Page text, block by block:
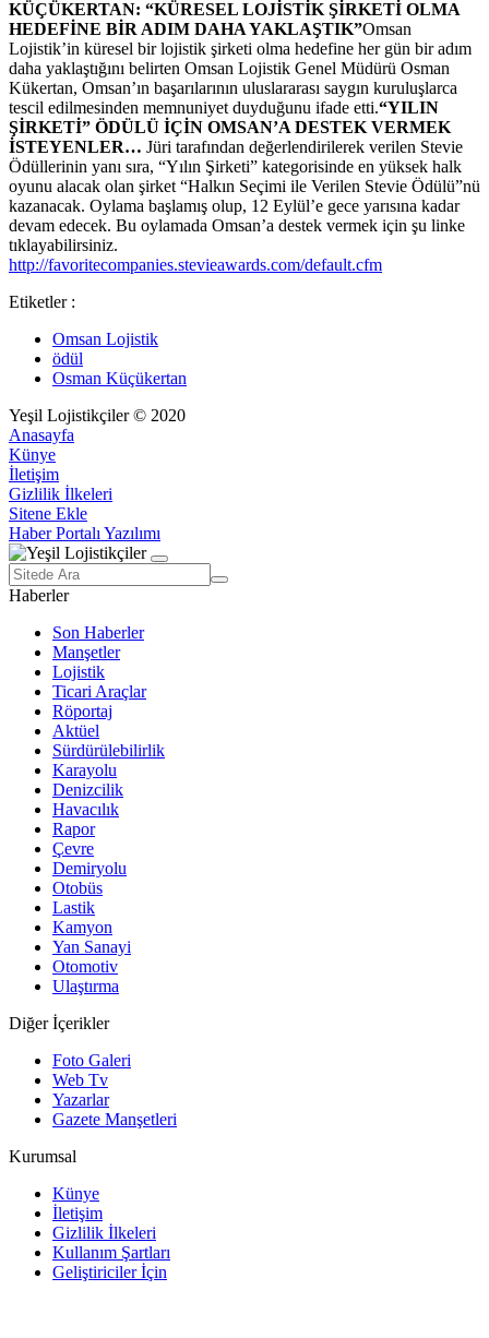
KÜÇÜKERTAN: “KÜRESEL LOJİSTİK ŞİRKETİ OLMA
HEDEFİNE BİR ADIM DAHA YAKLAŞTIK”Omsan
Lojistik’in küresel bir lojistik şirketi olma hedefine her gün bir adım
daha yaklaştığını belirten Omsan Lojistik Genel Müdürü Osman
Kükertan, Omsan’ın başarılarının uluslararası saygın kuruluşlarca
tescil edilmesinden memnuniyet duyduğunu ifade etti.“YILIN
ŞİRKETİ” ÖDÜLÜ İÇİN OMSAN’A DESTEK VERMEK
İSTEYENLER… Jüri tarafından değerlendirilerek verilen Stevie
Ödüllerinin yanı sıra, “Yılın Şirketi” kategorisinde en yüksek halk
oyunu alacak olan şirket “Halkın Seçimi ile Verilen Stevie Ödülü”nü
kazanacak. Oylama başlamış olup, 12 Eylül’e gece yarısına kadar
devam edecek. Bu oylamada Omsan’a destek vermek için şu linke
tıklayabilirsiniz.
http://favoritecompanies.stevieawards.com/default.cfm
Etiketler :
Omsan Lojistik
ödül
Osman Küçükertan
Yeşil Lojistikçiler © 2020
Anasayfa
Künye
İletişim
Gizlilik İlkeleri
Sitene Ekle
Haber Portalı Yazılımı
Haberler
Son Haberler
Manşetler
Lojistik
Ticari Araçlar
Röportaj
Aktüel
Sürdürülebilirlik
Karayolu
Denizcilik
Havacılık
Rapor
Çevre
Demiryolu
Otobüs
Lastik
Kamyon
Yan Sanayi
Otomotiv
Ulaştırma
Diğer İçerikler
Foto Galeri
Web Tv
Yazarlar
Gazete Manşetleri
Kurumsal
Künye
İletişim
Gizlilik İlkeleri
Kullanım Şartları
Geliştiriciler İçin